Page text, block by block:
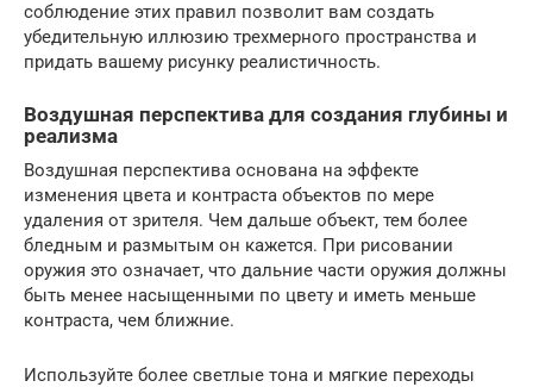
соблюдение этих правил позволит вам создать
убедительную иллюзию трехмерного пространства и
придать вашему рисунку реалистичность.
Воздушная перспектива для создания глубины и
реализма
Воздушная перспектива основана на эффекте
изменения цвета и контраста объектов по мере
удаления от зрителя. Чем дальше объект, тем более
бледным и размытым он кажется. При рисовании
оружия это означает, что дальние части оружия должны
быть менее насыщенными по цвету и иметь меньше
контраста, чем ближние.
Используйте более светлые тона и мягкие переходы